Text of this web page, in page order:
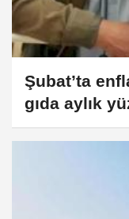
Şubat’ta
gıda aylık